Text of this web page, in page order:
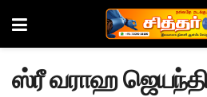
ஸ்ரீ வராஹ